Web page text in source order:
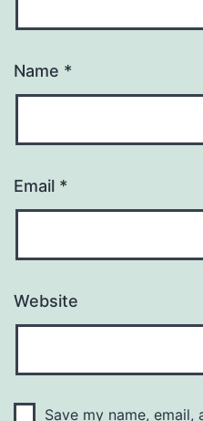
Name *
Email *
Website
Save my name,